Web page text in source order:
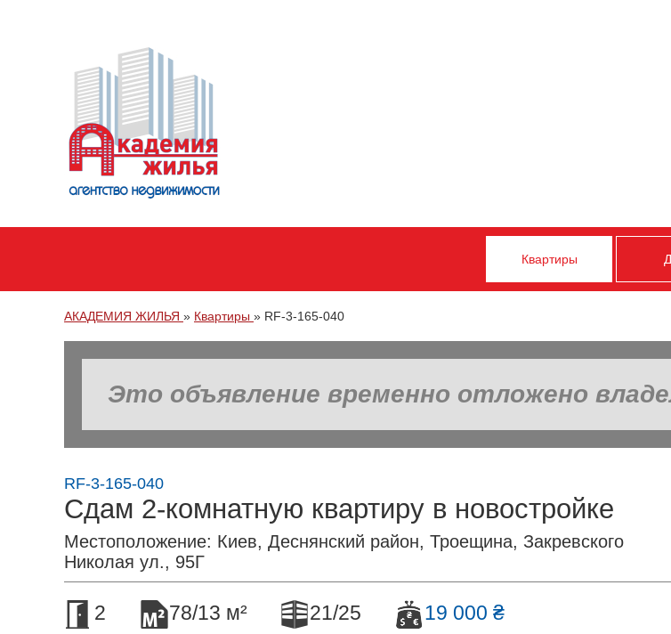
Квартиры
АКАДЕМИЯ ЖИЛЬЯ » Квартиры » RF-3-165-040
Это объявление временно отложено
RF-3-165-040
Сдам 2-комнатную квартиру в новостройке
Местоположение: Киев, Деснянский район, Троещина, Закревского
Николая ул., 95Г
2 78/13 м² 21/25 19 000 ₴